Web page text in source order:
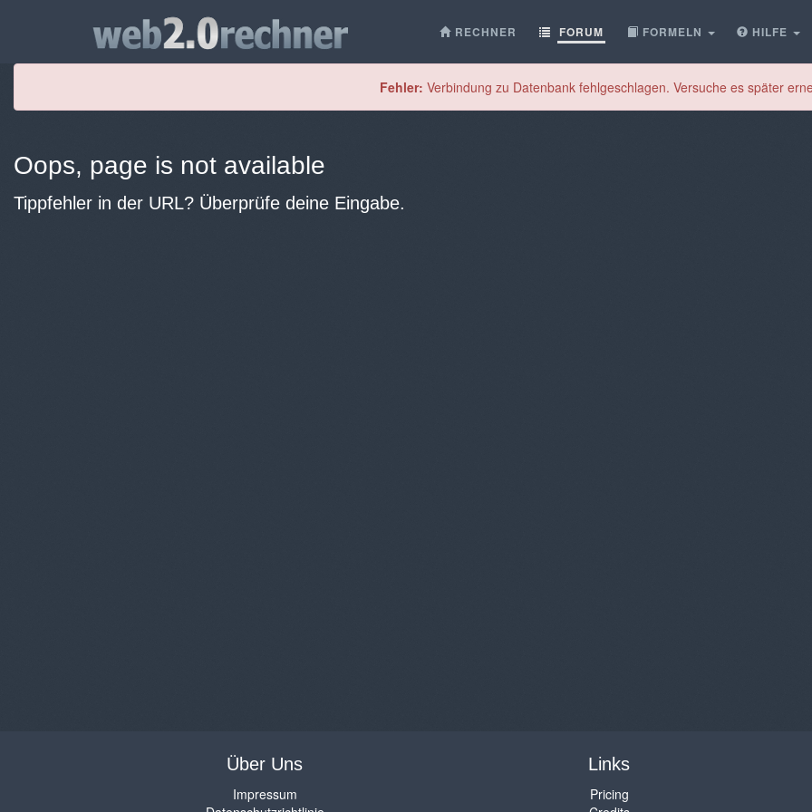
RECHNER FORUM FORMELN HILFE
Fehler: Verbindung zu Datenbank fehlgeschlagen. Versuche es später
Oops, page is not available
Tippfehler in der URL? Überprüfe deine Eingabe.
Über Uns
Impressum
Links
Pricing